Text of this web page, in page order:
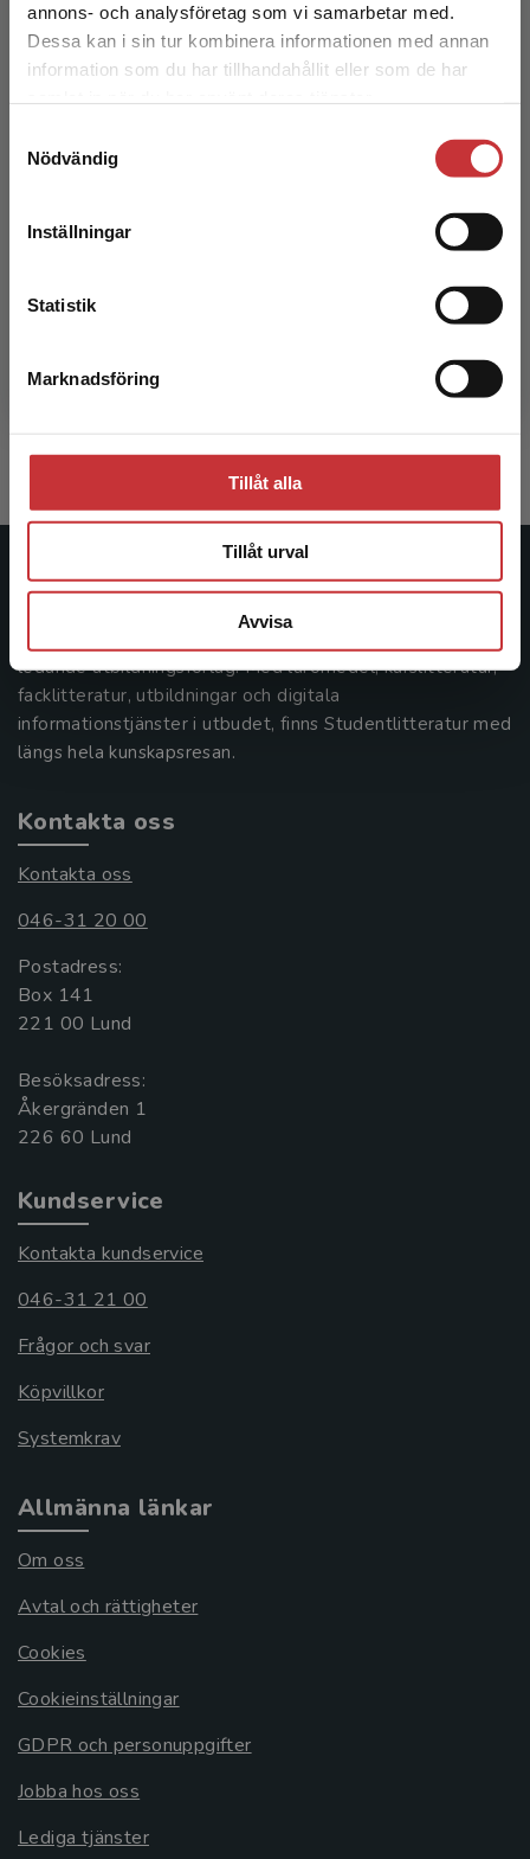
annons- och analysföretag som vi samarbetar med.
Dessa kan i sin tur kombinera informationen med annan
information som du har tillhandahållit eller som de har
Nödvändig
Inställningar
Statistik
Marknadsföring
Tillåt alla
Tillåt urval
Avvisa
Det verkar som att du besöker
studentlitteratur.se via en enhet utanför Sverige.
Vi erbjuder inte leveranser utanför Sverige. För
att kunna slutföra ett köp måste
337 krinkl. moms
Exkl. moms: 318 kr
Nikolajeva, Maria
Studentlitteratur
ledande utbildningsförlag. Med läromedel, kurslitteratur,
facklitteratur, utbildningar och digitala
informationstjänster i utbudet, finns Studentlitteratur med
längs hela kunskapsresan.
Kontakta oss
Kontakta oss
046-31 20 00
Postadress:
Box 141
221 00 Lund
Besöksadress:
Åkergränden 1
Kundservice
Kontakta kundservice
046-31 21 00
Frågor och svar
Köpvillkor
Systemkrav
Allmänna länkar
Om oss
Avtal och rättigheter
Cookies
Cookieinställningar
GDPR och personuppgifter
Jobba hos oss
Lediga tjänster